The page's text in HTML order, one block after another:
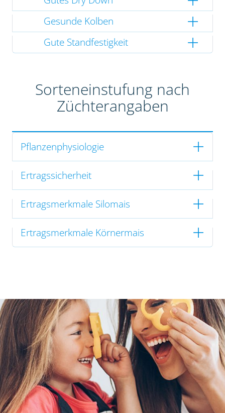
Gesunde Kolben
Gute Standfestigkeit
Sorteneinstufung nach
Züchterangaben
Pflanzenphysiologie
Ertragssicherheit
Ertragsmerkmale Silomais
Ertragsmerkmale Körnermais